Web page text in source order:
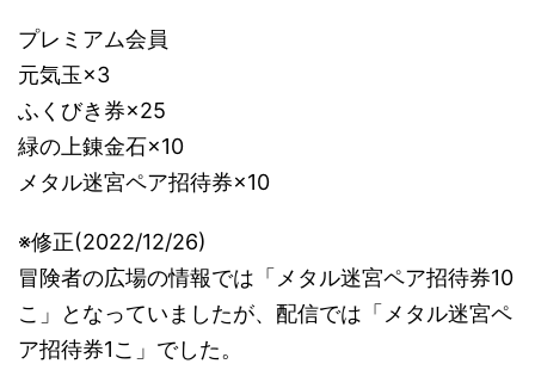
プレミアム会員
元気玉×3
ふくびき券×25
緑の上錬金石×10
メタル迷宮ペア招待券×10
※修正(2022/12/26)
冒険者の広場の情報では「メタル迷宮ペア招待券10
こ」となっていましたが、配信では「メタル迷宮ペ
ア招待券1こ」でした。